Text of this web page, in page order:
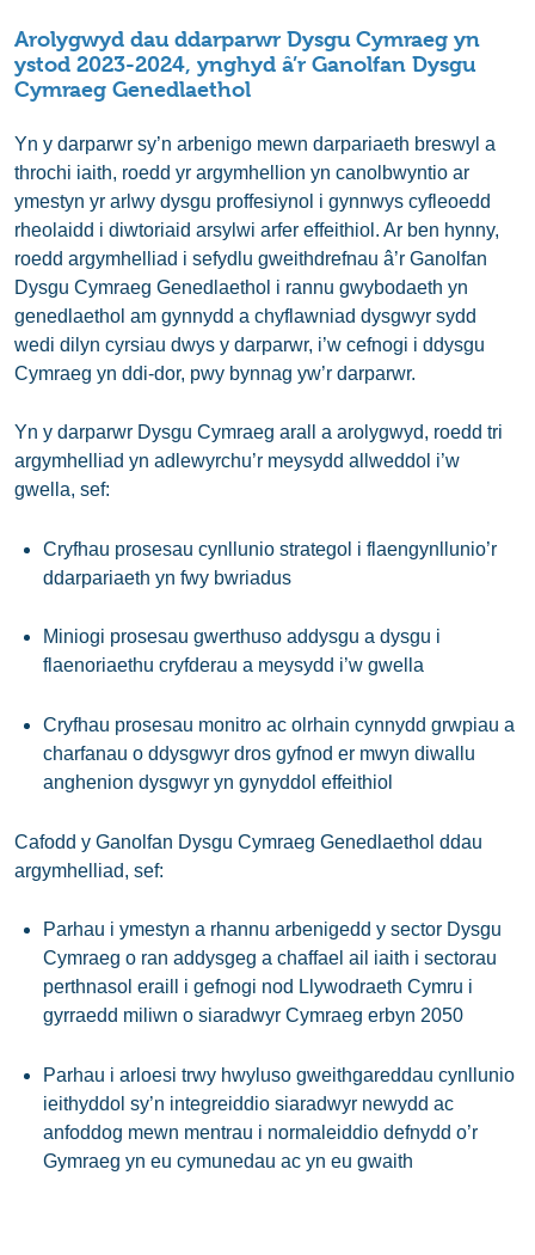
Arolygwyd dau ddarparwr Dysgu Cymraeg yn
ystod 2023-2024, ynghyd â’r Ganolfan Dysgu
Cymraeg Genedlaethol
Yn y darparwr sy’n arbenigo mewn darpariaeth breswyl a
throchi iaith, roedd yr argymhellion yn canolbwyntio ar
ymestyn yr arlwy dysgu proffesiynol i gynnwys cyfleoedd
rheolaidd i diwtoriaid arsylwi arfer effeithiol. Ar ben hynny,
roedd argymhelliad i sefydlu gweithdrefnau â’r Ganolfan
Dysgu Cymraeg Genedlaethol i rannu gwybodaeth yn
genedlaethol am gynnydd a chyflawniad dysgwyr sydd
wedi dilyn cyrsiau dwys y darparwr, i’w cefnogi i ddysgu
Cymraeg yn ddi-dor, pwy bynnag yw’r darparwr.
Yn y darparwr Dysgu Cymraeg arall a arolygwyd, roedd tri
argymhelliad yn adlewyrchu’r meysydd allweddol i’w
gwella, sef:
Cryfhau prosesau cynllunio strategol i flaengynllunio’r
ddarpariaeth yn fwy bwriadus
Miniogi prosesau gwerthuso addysgu a dysgu i
flaenoriaethu cryfderau a meysydd i’w gwella
Cryfhau prosesau monitro ac olrhain cynnydd grwpiau a
charfanau o ddysgwyr dros gyfnod er mwyn diwallu
anghenion dysgwyr yn gynyddol effeithiol
Cafodd y Ganolfan Dysgu Cymraeg Genedlaethol ddau
argymhelliad, sef:
Parhau i ymestyn a rhannu arbenigedd y sector Dysgu
Cymraeg o ran addysgeg a chaffael ail iaith i sectorau
perthnasol eraill i gefnogi nod Llywodraeth Cymru i
gyrraedd miliwn o siaradwyr Cymraeg erbyn 2050
Parhau i arloesi trwy hwyluso gweithgareddau cynllunio
ieithyddol sy’n integreiddio siaradwyr newydd ac
anfoddog mewn mentrau i normaleiddio defnydd o’r
Gymraeg yn eu cymunedau ac yn eu gwaith